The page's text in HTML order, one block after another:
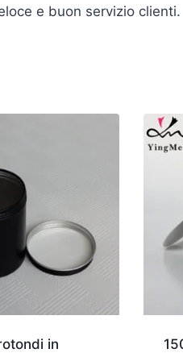
e buon servizio clienti.
in